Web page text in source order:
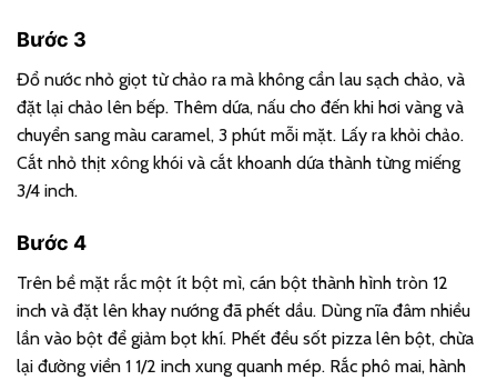
Bước 3
Đổ nước nhỏ giọt từ chảo ra mà không cần lau sạch chảo, và
đặt lại chảo lên bếp. Thêm dứa, nấu cho đến khi hơi vàng và
chuyển sang màu caramel, 3 phút mỗi mặt. Lấy ra khỏi chảo.
Cắt nhỏ thịt xông khói và cắt khoanh dứa thành từng miếng
3/4 inch.
Bước 4
Trên bề mặt rắc một ít bột mì, cán bột thành hình tròn 12
inch và đặt lên khay nướng đã phết dầu. Dùng nĩa đâm nhiều
lần vào bột để giảm bọt khí. Phết đều sốt pizza lên bột, chừa
lại đường viền 1 1/2 inch xung quanh mép. Rắc phô mai, hành